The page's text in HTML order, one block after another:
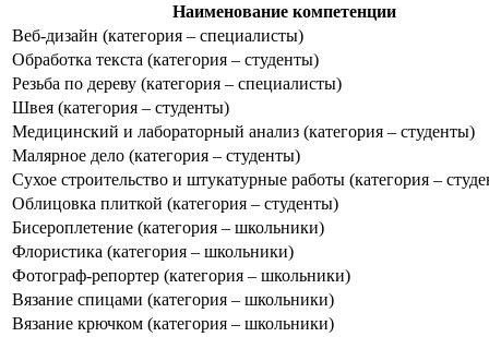
Наименование компетенции
Веб-дизайн (категория – специалисты)
Обработка текста (категория – студенты)
Резьба по дереву (категория – специалисты)
Швея (категория – студенты)
Медицинский и лабораторный анализ (категория – студенты)
Малярное дело (категория – студенты)
Сухое строительство и штукатурные работы (категория –
Облицовка плиткой (категория – студенты)
Бисероплетение (категория – школьники)
Флористика (категория – школьники)
Фотограф-репортер (категория – школьники)
Вязание спицами (категория – школьники)
Вязание крючком (категория – школьники)